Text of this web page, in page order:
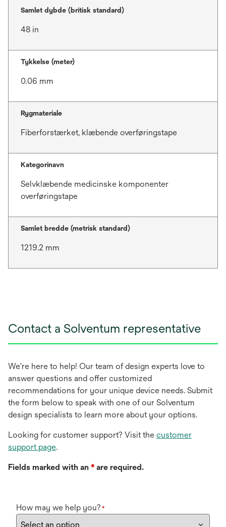
Samlet dybde (britisk standard)
48 in
Tykkelse (meter)
0.06 mm
Rygmateriale
Fiberforstærket, klæbende overføringstape
Kategorinavn
Selvklæbende medicinske komponenter
overføringstape
Samlet bredde (metrisk standard)
1219.2 mm
Contact a Solventum representative
We're here to help! Our team of design experts love to
answer questions and offer customized
recommendations for your unique device needs. Submit
the form below to speak with one of our Solventum
design specialists to learn more about your options.
Looking for customer support? Visit the customer
support page.
Fields marked with an * are required.
How may we help you? *